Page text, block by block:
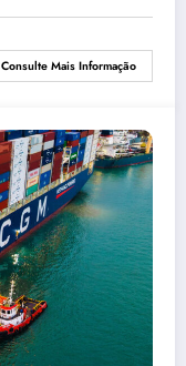
Consulte Mais Informação